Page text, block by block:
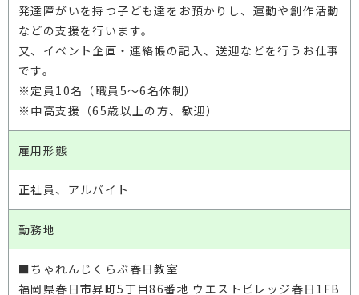
発達障がいを持つ子ども達をお預かりし、運動や創作活動
などの支援を行います。
又、イベント企画・連絡帳の記入、送迎などを行うお仕事
です。
※定員10名（職員5〜6名体制）
※中高支援（65歳以上の方、歓迎）
雇用形態
正社員、アルバイト
勤務地
■ちゃれんじくらぶ春日教室
福岡県春日市昇町5丁目86番地 ウエストビレッジ春日1FB